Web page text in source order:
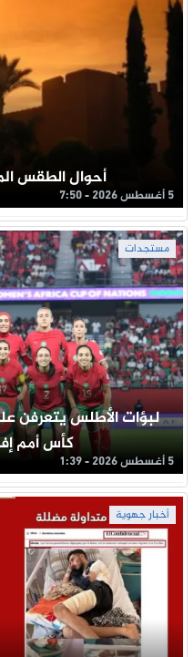
أحوال الطقس
5 أغسطس 2026 - 7:50
مستجدات
لبؤات الأطلس يتعرفن
كأس أمم
5 أغسطس 2026 - 1:39
أخبار جهوية